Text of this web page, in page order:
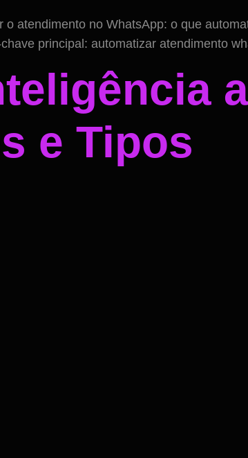
atendimento no WhatsApp: o que
principal: automatizar atendimento
e Tipos